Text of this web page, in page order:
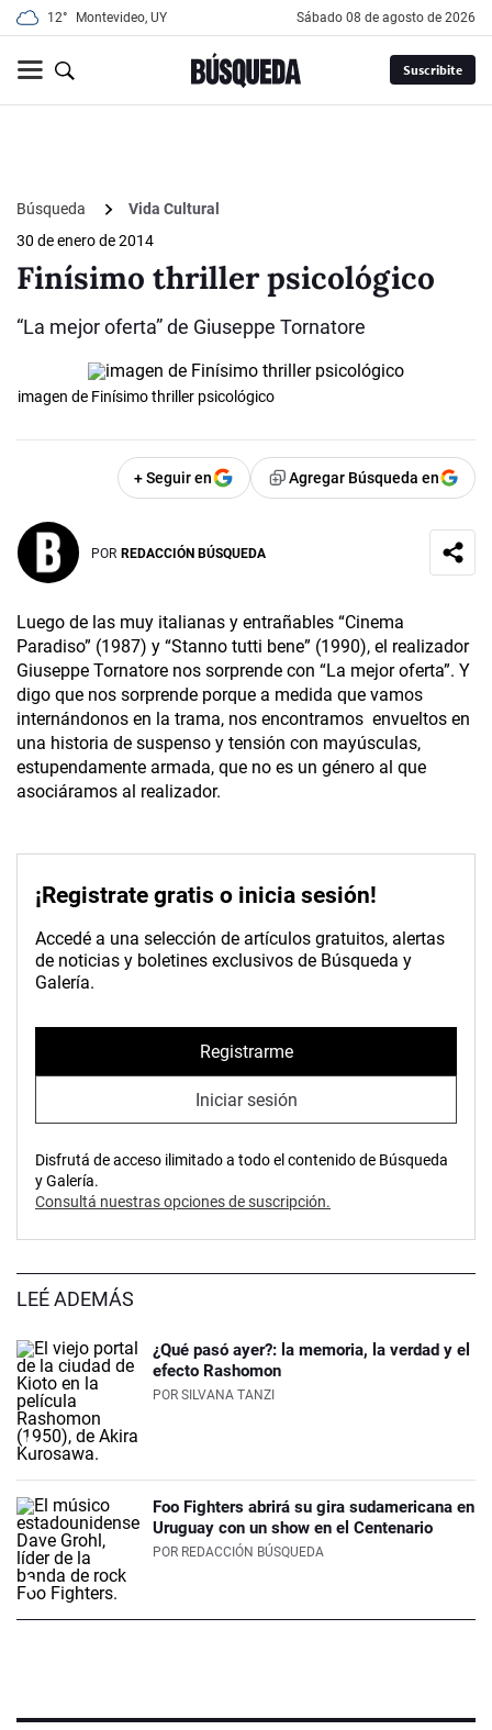
12° Montevideo, UY sábado 08 de agosto de 2026
Suscribite
Búsqueda
Vida Cultural
30 de enero de 2014
Finísimo thriller psicológico
“La mejor oferta” de Giuseppe Tornatore
imagen de Finísimo thriller psicológico
+ Seguir en Agregar Búsqueda en
POR REDACCIÓN BÚSQUEDA
Luego de las muy italianas y entrañables “Cinema
Paradiso” (1987) y “Stanno tutti bene” (1990), el realizador
Giuseppe Tornatore nos sorprende con “La mejor oferta”. Y
digo que nos sorprende porque a medida que vamos
internándonos en la trama, nos encontramos envueltos en
una historia de suspenso y tensión con mayúsculas,
estupendamente armada, que no es un género al que
asociáramos al realizador.
¡Registrate gratis o inicia sesión!
Accedé a una selección de artículos gratuitos, alertas
de noticias y boletines exclusivos de Búsqueda y
Galería.
Registrarme
Iniciar sesión
Disfrutá de acceso ilimitado a todo el contenido de Búsqueda
y Galería.
Consultá nuestras opciones de suscripción.
LEÉ ADEMÁS
¿Qué pasó ayer?: la memoria, la verdad y el
efecto Rashomon
POR SILVANA TANZI
Foo Fighters abrirá su gira sudamericana en
Uruguay con un show en el Centenario
POR REDACCIÓN BÚSQUEDA